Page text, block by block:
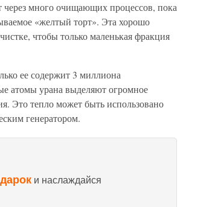
через много очищающих процессов, пока
«желтый торт». Эта хорошо
чтобы только маленькая фракция
ее содержит 3 миллиона
атомы урана выделяют огромное
Это тепло может быть использовано
генератором.
и наслаждайся